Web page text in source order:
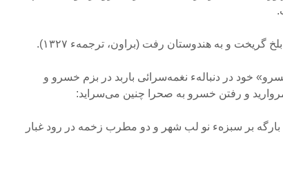
گریخت و به هندوستان رفت‌ (براون، ترجمهء ۱۳۲۷).
خود در دنبالهء نغمه‌سرائی باربد در بزم‌ خسرو و
و رفتن خسرو به صحرا چنین می‌سراید:
بر سبزهء نو لب شهر و دو مطرب زخمه در رود غبار